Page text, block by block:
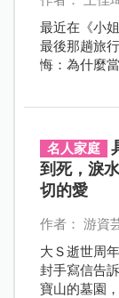
最近在《小
最後那趟旅
悔：為什麼
名人家庭
到死，淚
切的愛
作者： 游資
大Ｓ逝世周
封手寫信告
寶山的墓園